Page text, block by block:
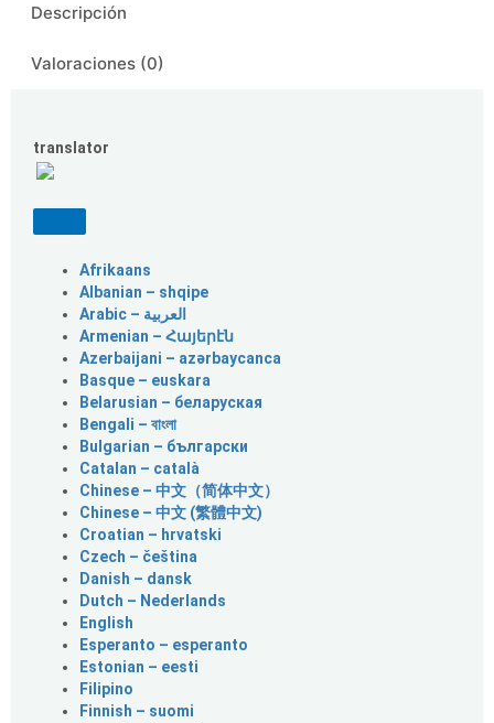
Descripción
Valoraciones (0)
translator
Afrikaans
Albanian – shqipe
Armenian – Հայերէն
Azerbaijani – azərbaycanca
Basque – euskara
Belarusian – беларуская
Bengali – বাংলা
Bulgarian – български
Catalan – català
Chinese – 中文（简体中文）
Chinese – 中文 (繁體中文)
Croatian – hrvatski
Czech – čeština
Danish – dansk
Dutch – Nederlands
English
Esperanto – esperanto
Estonian – eesti
Filipino
Finnish – suomi